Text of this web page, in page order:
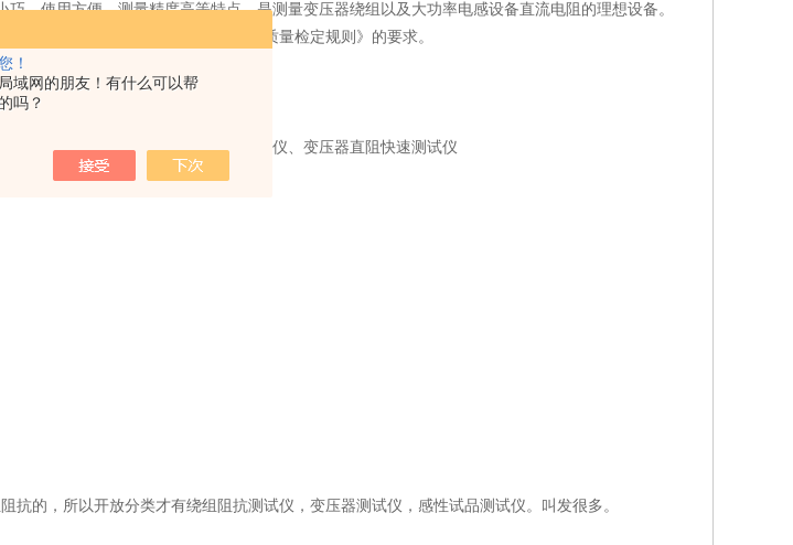
！
域网的朋友！有什么可以帮
吗？
、使用方便、测量精度高等特点，是测量变压器绕组以及大功率电感设备直流电阻的理想设备。
试验总纲》及GB6593-86《电子仪器质量检定规则》的要求。
组直流电阻测试仪、变压器直阻速测仪、变压器直阻快速测试仪
抗的，所以开放分类才有绕组阻抗测试仪，变压器测试仪，感性试品测试仪。叫发很多。